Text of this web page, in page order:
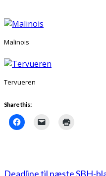
Malinois
Tervueren
Share this:
Deadline til næste SBH-